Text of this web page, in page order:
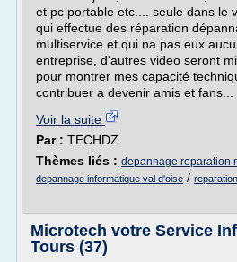
et pc portable etc.... seule dans le
qui effectue des réparation
multiservice et qui na pas eux
entreprise, d'autres video seront
pour montrer mes capacité
contribuer a devenir amis et fans...
Voir la suite
Par : TECHDZ
Thèmes liés : depannage reparation
depannage informatique val d'oise /
Microtech votre Service
Tours (37)